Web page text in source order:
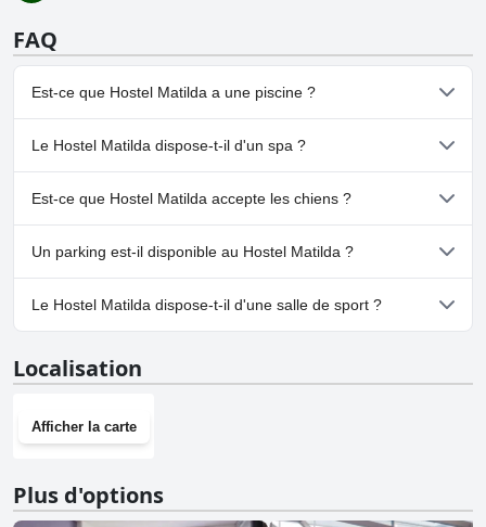
FAQ
Est-ce que Hostel Matilda a une piscine ?
Non, Hostel Matilda n'a pas de piscine.
Le Hostel Matilda dispose-t-il d'un spa ?
Non, il n'y a pas de spa à Hostel Matilda.
Est-ce que Hostel Matilda accepte les chiens ?
Non, Hostel Matilda n'accepte pas les chiens.
Un parking est-il disponible au Hostel Matilda ?
Non, il n'y a pas de parking à Hostel Matilda.
Le Hostel Matilda dispose-t-il d'une salle de sport ?
Localisation
Afficher la carte
Plus d'options